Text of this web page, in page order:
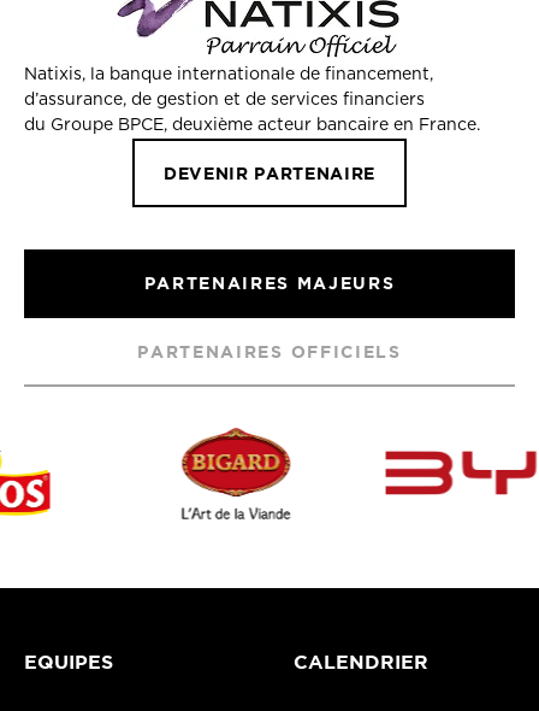
Natixis, la banque internationale de financement,
d’assurance, de gestion et de services financiers
du Groupe BPCE, deuxième acteur bancaire en France.
DEVENIR PARTENAIRE
PARTENAIRES MAJEURS
PARTENAIRES OFFICIELS
EQUIPES CALENDRIER